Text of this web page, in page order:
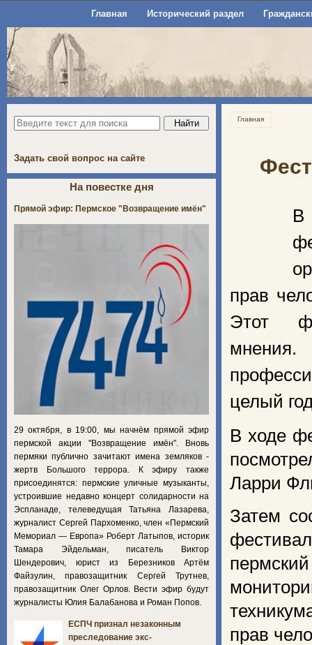
Главная Исторический раздел
Главная
В
прав
Этот
целый
В ходе
Ларри
Затем
прав
Задать свой вопрос на сайте
На повестке дня
Прямой эфир: Пермское "Возвращение имён"
29 октября, в 19:00, мы начнём прямой эфир
пермской акции "Возвращение имён". Вновь
пермяки публично зачитают имена земляков -
жертв Большого террора. К эфиру также
присоединятся: пермские уличные музыканты,
устроившие недавно концерт солидарности на
Эспланаде, телеведущая Татьяна Лазарева,
журналист Сергей Пархоменко, член «Пермский
Мемориал — Европа» Роберт Латыпов, историк
Тамара Эйдельман, писатель Виктор
Шендерович, юрист из Березников Артём
Файзулин, правозащитник Сергей Трутнев,
правозащитник Олег Орлов. Вести эфир будут
журналисты Юлия Балабанова и Роман Попов.
ЕСПЧ признал незаконным
преследование экс-